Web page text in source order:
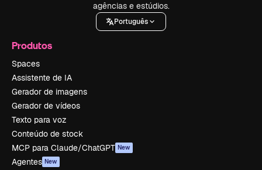
agências e estúdios.
Português
Produtos
Spaces
Assistente de IA
Gerador de imagens
Gerador de vídeos
Texto para voz
Conteúdo de stock
MCP para Claude/ChatGPT New
Agentes New